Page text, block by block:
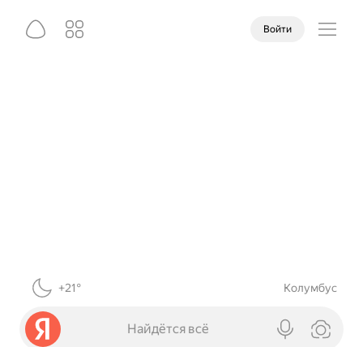
Войти
+21° Колумбус
Найдётся всё